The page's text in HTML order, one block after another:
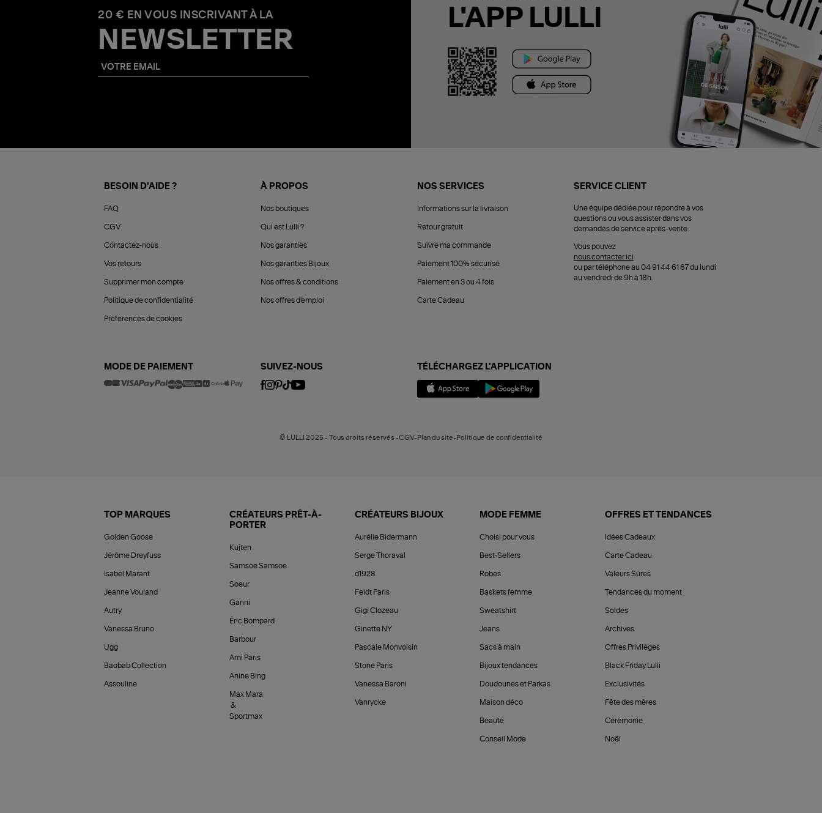
20 € EN VOUS INSCRIVANT À LA
NEWSLETTER
L'APP LULLI
BESOIN D'AIDE ?
FAQ
CGV
Contactez-nous
Vos retours
Supprimer mon compte
Politique de confidentialité
Préférences de cookies
À PROPOS
Nos boutiques
Qui est Lulli ?
Nos garanties
Nos garanties Bijoux
Nos offres & conditions
Nos offres d'emploi
NOS SERVICES
Informations sur la livraison
Retour gratuit
Suivre ma commande
Paiement 100% sécurisé
Paiement en 3 ou 4 fois
Carte Cadeau
SERVICE CLIENT
Une équipe dédiée pour répondre à vos
questions ou vous assister dans vos
demandes de service après-vente.
Vous pouvez
nous contacter ici
ou par téléphone au 04 91 44 61 67 du lundi
au vendredi de 9h à 18h.
MODE DE PAIEMENT SUIVEZ-NOUS TÉLÉCHARGEZ L'APPLICATION
© LULLI 2025 - Tous droits réservés -CGV-Plan du site-Politique de confidentialité
TOP MARQUES
Golden Goose
Jérôme Dreyfuss
Isabel Marant
Jeanne Vouland
Autry
Vanessa Bruno
Ugg
Baobab Collection
Assouline
CRÉATEURS PRÊT-À-
PORTER
Kujten
Samsoe Samsoe
Soeur
Ganni
Éric Bompard
Barbour
Ami Paris
Anine Bing
Max Mara
&
Sportmax
CRÉATEURS BIJOUX
Aurélie Bidermann
Serge Thoraval
d1928
Feidt Paris
Gigi Clozeau
Ginette NY
Pascale Monvoisin
Stone Paris
Vanessa Baroni
Vanrycke
MODE FEMME
Choisi pour vous
Best-Sellers
Robes
Baskets femme
Sweatshirt
Jeans
Sacs à main
Bijoux tendances
Doudounes et Parkas
Maison déco
Beauté
Conseil Mode
OFFRES ET TENDANCES
Idées Cadeaux
Carte Cadeau
Valeurs Sûres
Tendances du moment
Soldes
Archives
Offres Privilèges
Black Friday Lulli
Exclusivités
Fête des mères
Cérémonie
Noël